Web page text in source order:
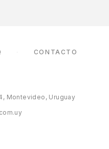
CONTACTO
Montevideo, Uruguay